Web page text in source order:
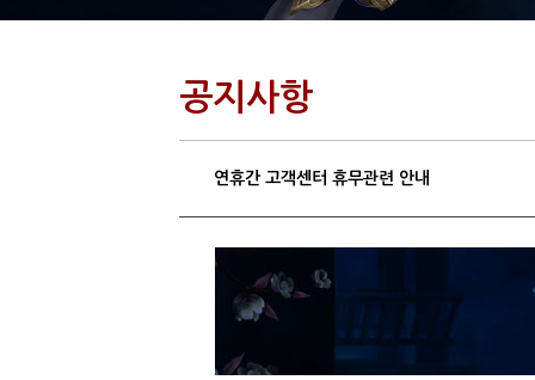
공지사항
연휴간 고객센터 휴무관련 안내